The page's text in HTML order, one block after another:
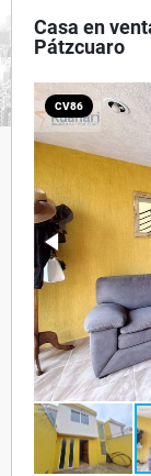
Casa en
Pátzcuaro
CV86